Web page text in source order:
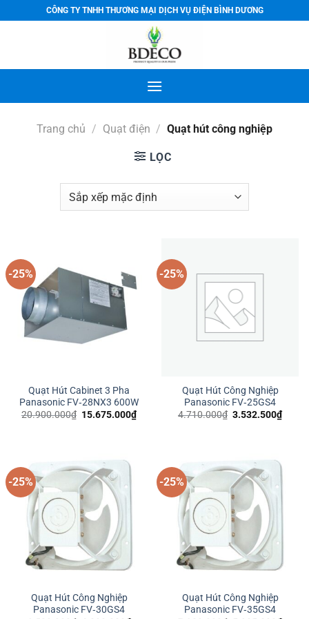
qua
CÔNG TY TNHH THƯƠNG MẠI DỊCH VỤ ĐIỆN BÌNH DƯƠNG
Trang chủ / Quạt điện / Quạt hút công nghiệp
LỌC
-25%
Quạt Hút Cabinet 3 Pha
Panasonic FV‑28NX3 600W
20.900.000₫ Giá
15.675.000₫Giá
hiện
-25%
Quạt Hút Công Nghiệp
Panasonic FV‑25GS4
4.710.000₫ Giá
3.532.500₫Giá
hiện
-25%
Quạt Hút Công Nghiệp
Panasonic FV‑30GS4
-25%
Quạt Hút Công Nghiệp
Panasonic FV‑35GS4